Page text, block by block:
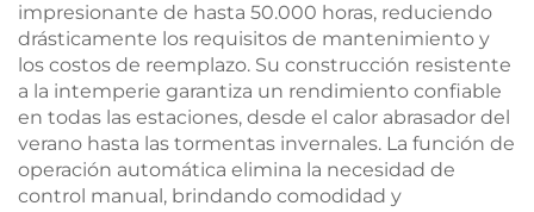
impresionante de hasta 50.000 horas, reduciendo
drásticamente los requisitos de mantenimiento y
los costos de reemplazo. Su construcción resistente
a la intemperie garantiza un rendimiento confiable
en todas las estaciones, desde el calor abrasador del
verano hasta las tormentas invernales. La función de
operación automática elimina la necesidad de
control manual, brindando comodidad y